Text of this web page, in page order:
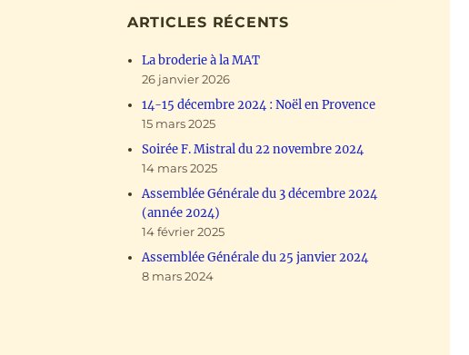
ARTICLES RÉCENTS
La broderie à la MAT
26 janvier 2026
14-15 décembre 2024 : Noël en Provence
15 mars 2025
Soirée F. Mistral du 22 novembre 2024
14 mars 2025
Assemblée Générale du 3 décembre 2024
(année 2024)
14 février 2025
Assemblée Générale du 25 janvier 2024
8 mars 2024